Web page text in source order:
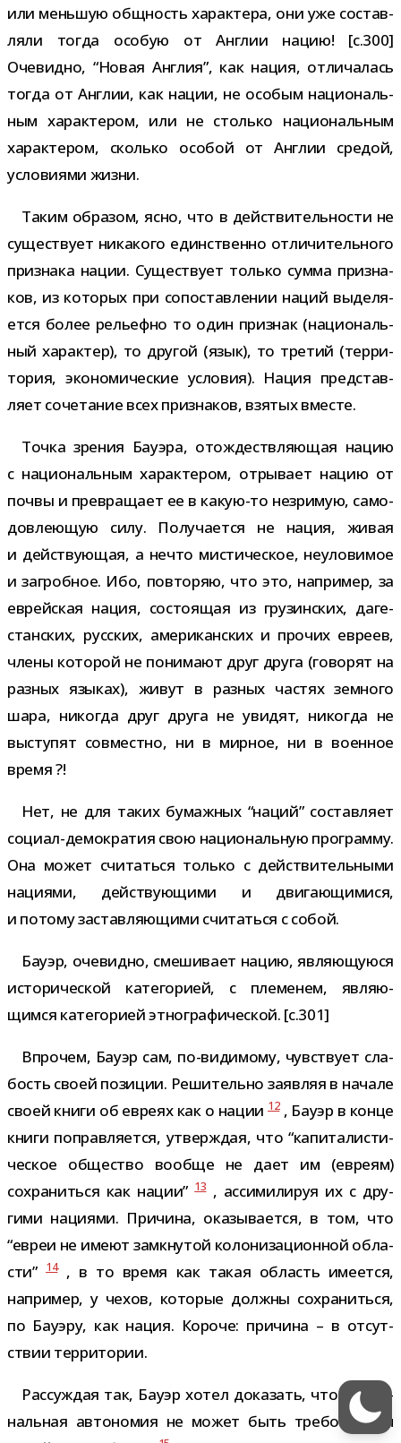
или мень­шую общ­ность харак­тера, они уже состав­
ляли тогда осо­бую от Англии нацию! [c.300]
Очевидно, “Новая Англия”, как нация, отли­ча­лась
тогда от Англии, как нации, не осо­бым наци­о­наль­
ным харак­те­ром, или не столько наци­о­наль­ным
харак­те­ром, сколько осо­бой от Англии сре­дой,
усло­ви­ями жизни.
Таким обра­зом, ясно, что в дей­стви­тель­но­сти не
суще­ствует ника­кого един­ственно отли­чи­тель­ного
при­знака нации. Существует только сумма при­зна­
ков, из кото­рых при сопо­став­ле­нии наций выде­ля­
ется более рельефно то один при­знак (наци­о­наль­
ный харак­тер), то дру­гой (язык), то тре­тий (тер­ри­
то­рия, эко­но­ми­че­ские усло­вия). Нация пред­став­
ляет соче­та­ние всех при­зна­ков, взя­тых вместе.
Точка зре­ния Бауэра, отож­деств­ля­ю­щая нацию
с наци­о­наль­ным харак­те­ром, отры­вает нацию от
почвы и пре­вра­щает ее в какую-​то незри­мую, само­
до­вле­ю­щую силу. Получается не нация, живая
и дей­ству­ю­щая, а нечто мисти­че­ское, неуло­ви­мое
и загроб­ное. Ибо, повто­ряю, что это, напри­мер, за
еврей­ская нация, состо­я­щая из гру­зин­ских, даге­
стан­ских, рус­ских, аме­ри­кан­ских и про­чих евреев,
члены кото­рой не пони­мают друг друга (гово­рят на
раз­ных язы­ках), живут в раз­ных частях зем­ного
шара, нико­гда друг друга не уви­дят, нико­гда не
высту­пят сов­местно, ни в мир­ное, ни в воен­ное
время ?!
Нет, не для таких бумаж­ных “наций” состав­ляет
социал-​демократия свою наци­о­наль­ную про­грамму.
Она может счи­таться только с дей­стви­тель­ными
наци­ями, дей­ству­ю­щими и дви­га­ю­щи­мися,
и потому застав­ля­ю­щими счи­таться с собой.
Бауэр, оче­видно, сме­ши­вает нацию, явля­ю­щу­юся
исто­ри­че­ской кате­го­рией, с пле­ме­нем, явля­ю­
щимся кате­го­рией этно­гра­фи­че­ской. [c.301]
Впрочем, Бауэр сам, по-​видимому, чув­ствует сла­
бость своей пози­ции. Решительно заяв­ляя в начале
своей книги об евреях как о нации12, Бауэр в конце
книги поправ­ля­ется, утвер­ждая, что “капи­та­ли­сти­
че­ское обще­ство вообще не дает им (евреям)
сохра­ниться как нации”13, асси­ми­ли­руя их с дру­
гими наци­ями. Причина, ока­зы­ва­ется, в том, что
“евреи не имеют замкну­той коло­ни­за­ци­он­ной обла­
сти”14, в то время как такая область име­ется,
напри­мер, у чехов, кото­рые должны сохра­ниться,
по Бауэру, как нация. Короче: при­чина – в отсут­
ствии территории.
Рассуждая так, Бауэр хотел дока­зать, что наци­о­
наль­ная авто­но­мия не может быть тре­бо­ва­нием